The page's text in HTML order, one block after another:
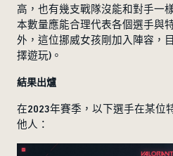
高，也有幾支戰隊沒能和對手一
本數量應能合理代表各個選手與
外，這位挪威女孩剛加入陣容，
擇遊玩)。
結果出爐
在2023年賽季，以下選手在某位
他人：